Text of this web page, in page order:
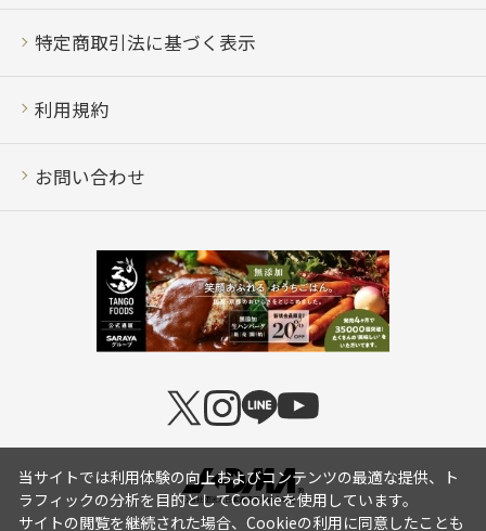
特定商取引法に基づく表示
利用規約
お問い合わせ
当サイトでは利用体験の向上およびコンテンツの最適な提供、ト
ラフィックの分析を目的としてCookieを使用しています。
サイトの閲覧を継続された場合、Cookieの利用に同意したことも